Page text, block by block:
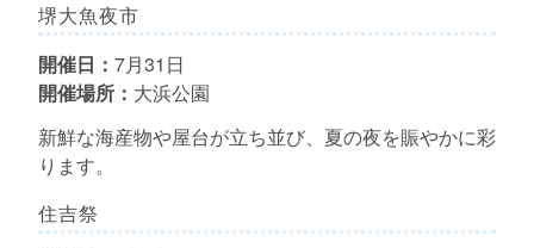
堺大魚夜市
開催日： 7月31日
開催場所： 大浜公園
新鮮な海産物や屋台が立ち並び、夏の夜を賑やかに彩
ります。
住吉祭